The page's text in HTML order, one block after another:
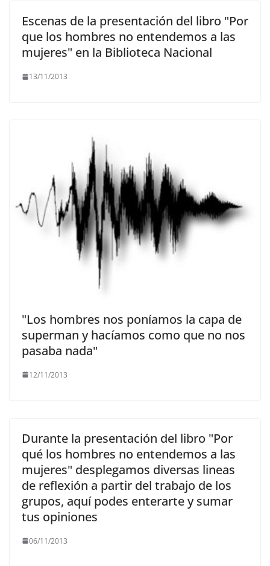
Escenas de la presentación del libro "Por
que los hombres no entendemos a las
mujeres" en la Biblioteca Nacional
13/11/2013
"Los hombres nos poníamos la capa de
superman y hacíamos como que no nos
pasaba nada"
12/11/2013
Durante la presentación del libro "Por
qué los hombres no entendemos a las
mujeres" desplegamos diversas lineas
de reflexión a partir del trabajo de los
grupos, aquí podes enterarte y sumar
tus opiniones
06/11/2013